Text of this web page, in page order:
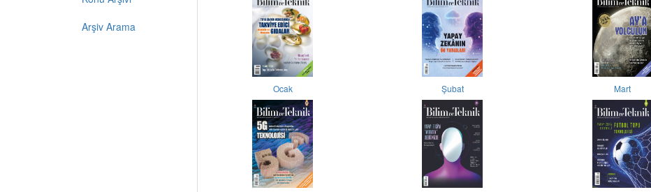
Arşiv Arama
Ocak Şubat Mart